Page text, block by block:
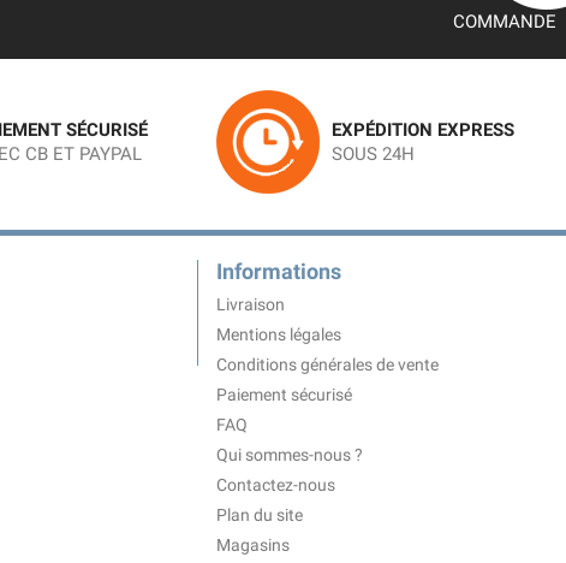
COMMANDE
SÉCURISÉ
CB ET PAYPAL
EXPÉDITION EXPRESS
SOUS 24H
Informations
Livraison
Mentions légales
Conditions générales de vente
Paiement sécurisé
FAQ
Qui sommes-nous ?
Contactez-nous
Plan du site
Magasins